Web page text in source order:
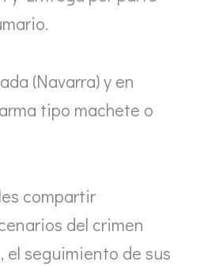
(Navarra) y en
tipo machete o
compartir
del crimen
el seguimiento de sus